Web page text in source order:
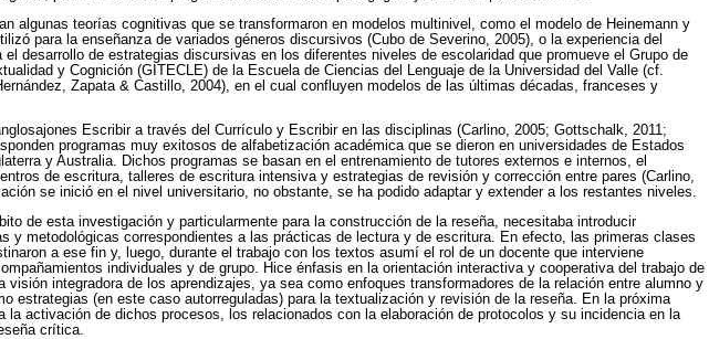
algunas teorías cognitivas que se transformaron en modelos multinivel, como el modelo de Heinemann y
para la enseñanza de variados géneros discursivos (Cubo de Severino, 2005), o la experiencia del
el desarrollo de estrategias discursivas en los diferentes niveles de escolaridad que promueve el Grupo de
y Cognición (GITECLE) de la Escuela de Ciencias del Lenguaje de la Universidad del Valle (cf.
Zapata & Castillo, 2004), en el cual confluyen modelos de las últimas décadas, franceses y
Escribir a través del Currículo y Escribir en las disciplinas (Carlino, 2005; Gottschalk, 2011;
programas muy exitosos de alfabetización académica que se dieron en universidades de Estados
y Australia. Dichos programas se basan en el entrenamiento de tutores externos e internos, el
de escritura, talleres de escritura intensiva y estrategias de revisión y corrección entre pares (Carlino,
se inició en el nivel universitario, no obstante, se ha podido adaptar y extender a los restantes niveles.
de esta investigación y particularmente para la construcción de la reseña, necesitaba introducir
y metodológicas correspondientes a las prácticas de lectura y de escritura. En efecto, las primeras clases
a ese fin y, luego, durante el trabajo con los textos asumí el rol de un docente que interviene
individuales y de grupo. Hice énfasis en la orientación interactiva y cooperativa del trabajo de
visión integradora de los aprendizajes, ya sea como enfoques transformadores de la relación entre alumno y
estrategias (en este caso autorreguladas) para la textualización y revisión de la reseña. En la próxima
la activación de dichos procesos, los relacionados con la elaboración de protocolos y su incidencia en la
crítica.